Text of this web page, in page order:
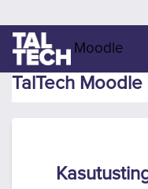
Moodle
TalTech Moodle